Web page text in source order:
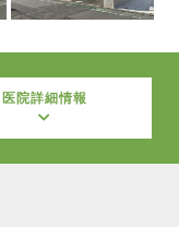
医院詳細情報